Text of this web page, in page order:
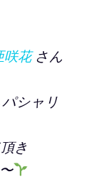
咲花さん
シャリ
き